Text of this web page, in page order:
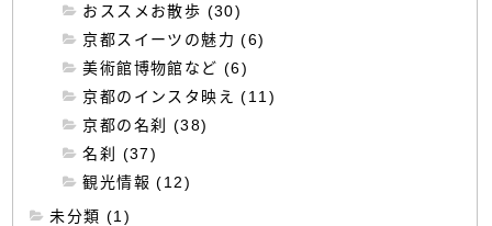
おススメお散歩 (30)
京都スイーツの魅力 (6)
美術館博物館など (6)
京都のインスタ映え (11)
京都の名刹 (38)
名刹 (37)
観光情報 (12)
未分類 (1)